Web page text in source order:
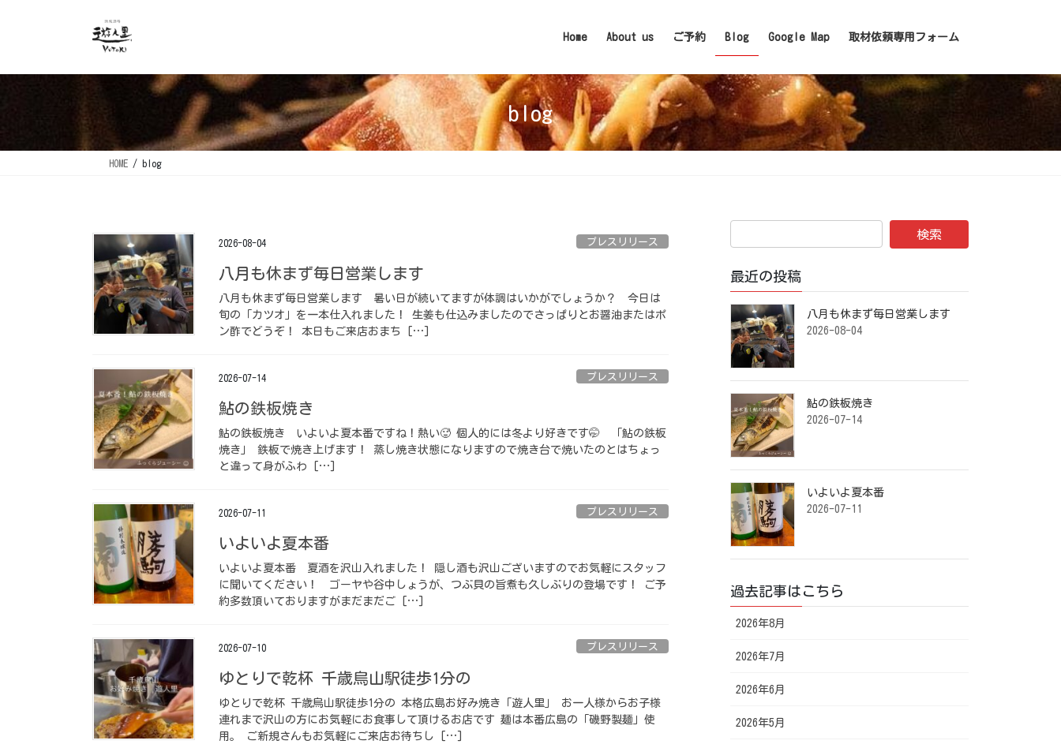
Home About us ご予約 Blog Google Map 取材依頼専用フォーム
blog
HOME blog
2026-08-04 プレスリリース
八月も休まず毎日営業します️ ⁡
八月も休まず毎日営業します️ ⁡ 暑い日が続いてますが体調はいかがでしょうか？ ⁡ 今日は
旬の「カツオ」を一本仕入れました！ 生姜も仕込みましたのでさっぱりとお醤油またはポ
ン酢でどうぞ！ 本日もご来店おまち […]
2026-07-14 プレスリリース
鮎の鉄板焼き ⁡
鮎の鉄板焼き ⁡ いよいよ夏本番ですね！熱い🥵 個人的には冬より好きです🤭 ⁡ 「鮎の鉄板
焼き」 鉄板で焼き上げます！ 蒸し焼き状態になりますので焼き台で焼いたのとはちょっ
と違って身がふわ […]
2026-07-11 プレスリリース
いよいよ夏本番️ ⁡
いよいよ夏本番️ ⁡ 夏酒を沢山入れました！ 隠し酒も沢山ございますのでお気軽にスタッフ
に聞いてください！ ⁡ ゴーヤや谷中しょうが、つぶ貝の旨煮も久しぶりの登場です！ ご予
約多数頂いておりますがまだまだご […]
2026-07-10 プレスリリース
ゆとりで乾杯 千歳烏山駅徒歩1分の
ゆとりで乾杯 千歳烏山駅徒歩1分の 本格広島お好み焼き「遊人里」 お一人様からお子様
連れまで沢山の方にお気軽にお食事して頂けるお店です️ 麺は本番広島の「磯野製麺」使
用。 ご新規さんもお気軽にご来店お待ちし […]
最近の投稿
八月も休まず毎日営業します️ ⁡
2026-08-04
鮎の鉄板焼き ⁡
2026-07-14
いよいよ夏本番️ ⁡
2026-07-11
過去記事はこちら
2026年8月
2026年7月
2026年6月
2026年5月